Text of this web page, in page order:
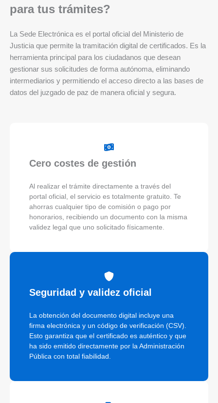
para tus trámites?
La Sede Electrónica es el portal oficial del Ministerio de
Justicia que permite la tramitación digital de certificados. Es la
herramienta principal para los ciudadanos que desean
gestionar sus solicitudes de forma autónoma, eliminando
intermediarios y permitiendo el acceso directo a las bases de
datos del juzgado de paz de manera oficial y segura.
Cero costes de gestión
Al realizar el trámite directamente a través del
portal oficial, el servicio es totalmente gratuito. Te
ahorras cualquier tipo de comisión o pago por
honorarios, recibiendo un documento con la misma
validez legal que uno solicitado físicamente.
Seguridad y validez oficial
La obtención del documento digital incluye una
firma electrónica y un código de verificación (CSV).
Esto garantiza que el certificado es auténtico y que
ha sido emitido directamente por la Administración
Pública con total fiabilidad.